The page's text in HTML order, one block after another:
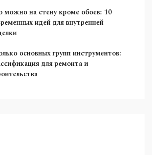
можно на стену кроме обоев: 10
идей для внутренней
основных групп инструментов:
для ремонта и